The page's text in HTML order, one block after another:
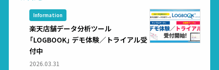
Information
楽天店舗データ分析ツール
「LOGBOOK」 デモ体験／トライアル受
付中
2026.03.31